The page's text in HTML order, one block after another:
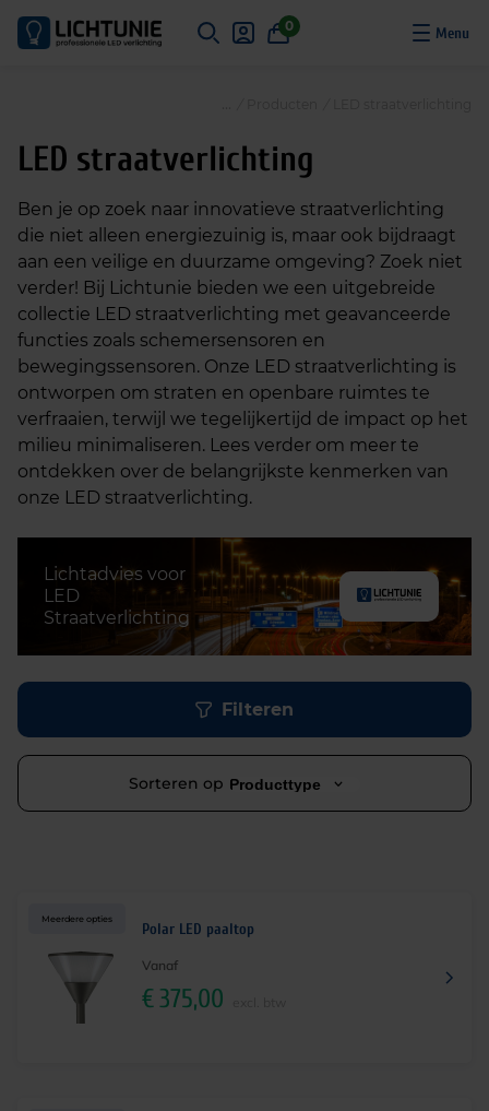
0
LED straatverlichting
Ben je op zoek naar innovatieve straatverlichting
die niet alleen energiezuinig is, maar ook bijdraagt
aan een veilige en duurzame omgeving? Zoek niet
verder! Bij Lichtunie bieden we een uitgebreide
collectie LED straatverlichting met geavanceerde
functies zoals schemersensoren en
bewegingssensoren. Onze LED straatverlichting is
ontworpen om straten en openbare ruimtes te
verfraaien, terwijl we tegelijkertijd de impact op het
milieu minimaliseren. Lees verder om meer te
ontdekken over de belangrijkste kenmerken van
onze LED straatverlichting.
Lichtadvies voor
LED
Straatverlichting
Filteren
Sorteren op Producttype
Meerdere opties
Polar LED paaltop
Vanaf
€375,00